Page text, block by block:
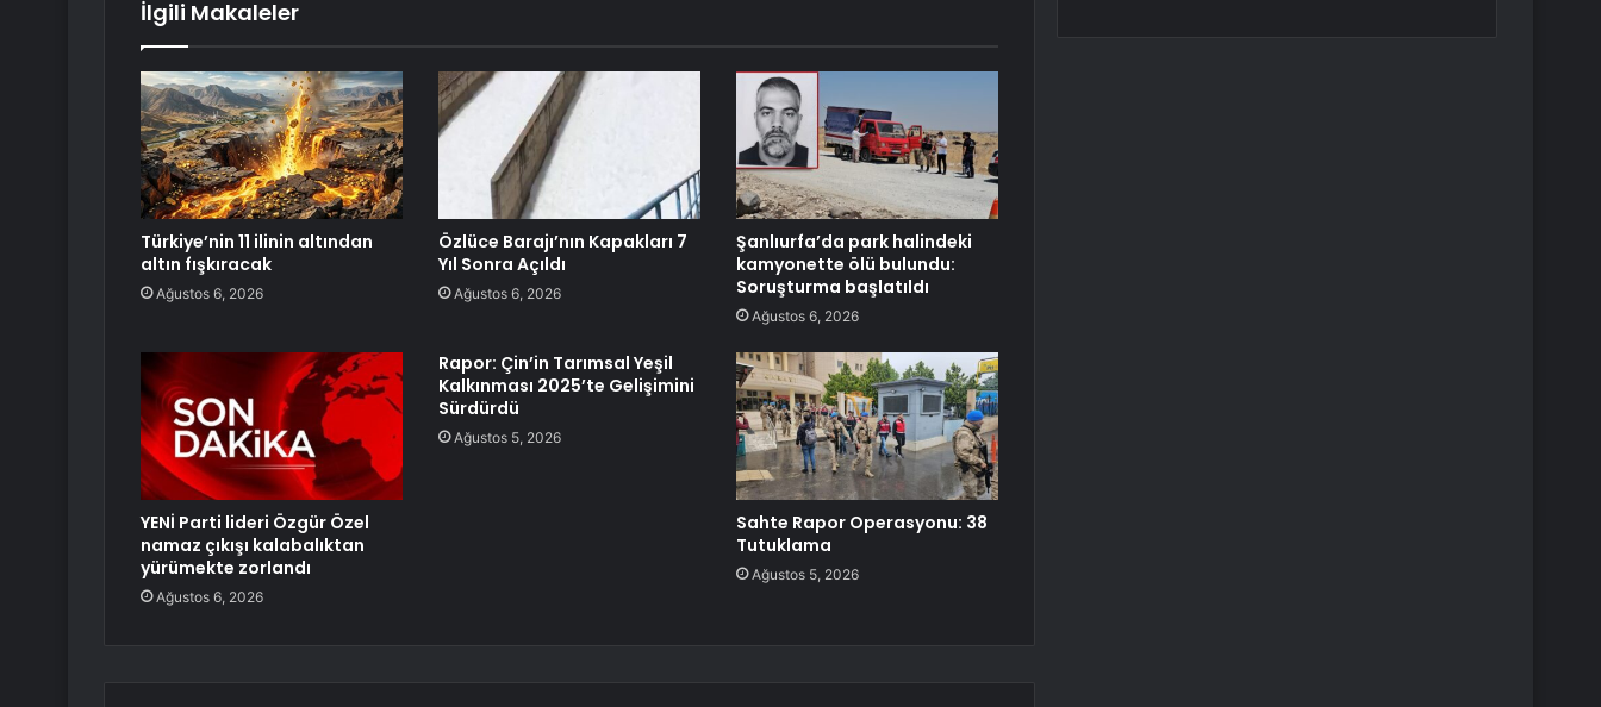
İlgili Makaleler
Türkiye’nin 11 ilinin altından
altın fışkıracak
Ağustos 6, 2026
Özlüce Barajı’nın Kapakları 7
Yıl Sonra Açıldı
Ağustos 6, 2026
Şanlıurfa’da park halindeki
kamyonette ölü bulundu:
Soruşturma başlatıldı
Ağustos 6, 2026
YENİ Parti lideri Özgür Özel
namaz çıkışı kalabalıktan
yürümekte zorlandı
Ağustos 6, 2026
Rapor: Çin’in Tarımsal Yeşil
Kalkınması 2025’te Gelişimini
Sürdürdü
Ağustos 5, 2026
Sahte Rapor Operasyonu: 38
Tutuklama
Ağustos 5, 2026